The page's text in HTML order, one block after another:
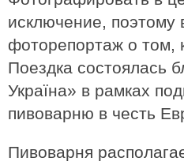
исключение,
фоторепортаж о том,
Поездка состоялась
Україна» в рамках
пивоварню в честь
Пивоварня